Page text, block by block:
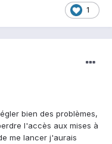
1
bien des problèmes,
l'accès aux mises à
me lancer j'aurais